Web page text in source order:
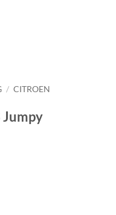
/ CITROEN
Jumpy